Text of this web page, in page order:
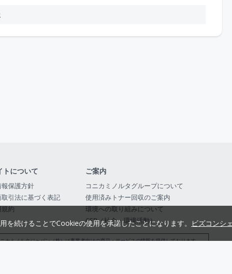
トについて
保護方針
引法に基づく表記
約
ご案内
コニカミノルタグループについて
使用済みトナー回収のご案内
環境への取り組みについて
CSR（社会・環境活動）
カミノルタジャパン（株）は事業者向けの商品・サービスの情報を提供しております
続けることでCookieの使用を承諾したことになります。 ビズコンシ